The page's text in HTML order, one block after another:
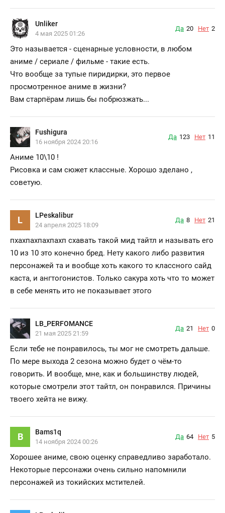
Unliker
4 мая 2025 01:26
Да 20 Нет 2
Это называется - сценарные условности, в любом
аниме / сериале / фильме - такие есть.
Что вообще за тупые пиридирки, это первое
просмотренное аниме в жизни?
Вам старпёрам лишь бы побрюзжать...
Fushigura
16 ноября 2024 20:16
Да 123 Нет 11
Аниме 10\10 !
Рисовка и сам сюжет классные. Хорошо зделано ,
советую.
L LPeskalibur
24 апреля 2025 18:09
Да 8 Нет 21
пхахпахпахпахп схавать такой мид тайтл и называть его
10 из 10 это конечно бред. Нету какого либо развития
персонажей та и вообще хоть какого то классного сайд
каста, и ангтогонистов. Только сакура хоть что то может
в себе менять ито не показывает этого
LB_PERFOMANCE
21 мая 2025 21:59
Да 21 Нет 0
Если тебе не понравилось, ты мог не смотреть дальше.
По мере выхода 2 сезона можно будет о чём-то
говорить. И вообще, мне, как и большинству людей,
которые смотрели этот тайтл, он понравился. Причины
твоего хейта не вижу.
B Bams1q
14 ноября 2024 00:26
Да 64 Нет 5
Хорошее аниме, свою оценку справедливо заработало.
Некоторые персонажи очень сильно напомнили
персонажей из токийских мстителей.